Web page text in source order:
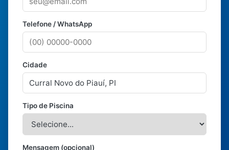
Telefone / WhatsApp
Cidade
Tipo de Piscina
Mensagem (opcional)